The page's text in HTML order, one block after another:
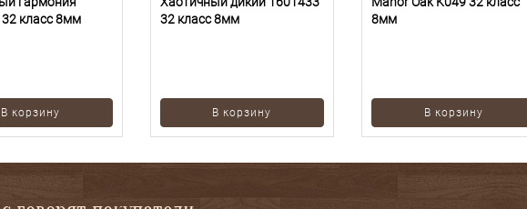
класс 8мм
В корзину
32 класс 8мм
В корзину
8мм
В корзину